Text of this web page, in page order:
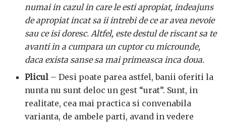
numai in cazul in care le esti apropiat, indeajuns
de apropiat incat sa ii intrebi de ce ar avea nevoie
sau ce isi doresc. Altfel, este destul de riscant sa te
avanti in a cumpara un cuptor cu microunde,
daca exista sanse sa mai primeasca inca doua.
Plicul – Desi poate parea astfel, banii oferiti la
nunta nu sunt deloc un gest “urat”. Sunt, in
realitate, cea mai practica si convenabila
varianta, de ambele parti, avand in vedere